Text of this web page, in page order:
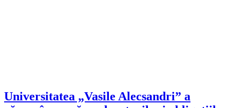
Universitatea „Vasile Alecsandri” a